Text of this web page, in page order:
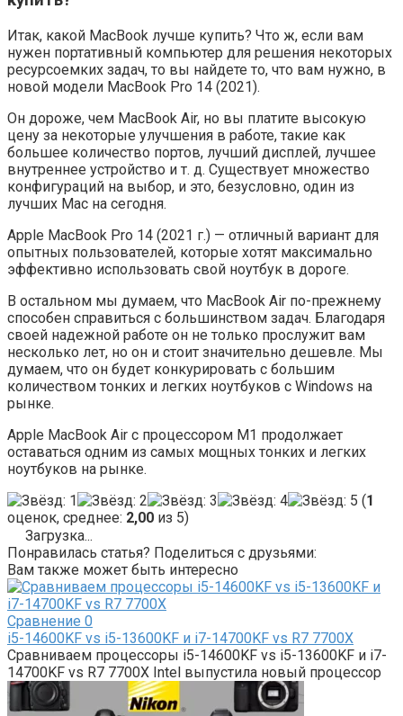
Итак, какой MacBook лучше купить? Что ж, если вам
нужен портативный компьютер для решения некоторых
ресурсоемких задач, то вы найдете то, что вам нужно, в
новой модели MacBook Pro 14 (2021).
Он дороже, чем MacBook Air, но вы платите высокую
цену за некоторые улучшения в работе, такие как
большее количество портов, лучший дисплей, лучшее
внутреннее устройство и т. д. Существует множество
конфигураций на выбор, и это, безусловно, один из
лучших Mac на сегодня.
Apple MacBook Pro 14 (2021 г.) — отличный вариант для
опытных пользователей, которые хотят максимально
эффективно использовать свой ноутбук в дороге.
В остальном мы думаем, что MacBook Air по-прежнему
способен справиться с большинством задач. Благодаря
своей надежной работе он не только прослужит вам
несколько лет, но он и стоит значительно дешевле. Мы
думаем, что он будет конкурировать с большим
количеством тонких и легких ноутбуков с Windows на
рынке.
Apple MacBook Air с процессором M1 продолжает
оставаться одним из самых мощных тонких и легких
ноутбуков на рынке.
(1
оценок, среднее: 2,00 из 5)
Загрузка...
Понравилась статья? Поделиться с друзьями:
Вам также может быть интересно
Сравнение 0
i5-14600KF vs i5-13600KF и i7-14700KF vs R7 7700X
Сравниваем процессоры i5-14600KF vs i5-13600KF и i7-
14700KF vs R7 7700X Intel выпустила новый процессор